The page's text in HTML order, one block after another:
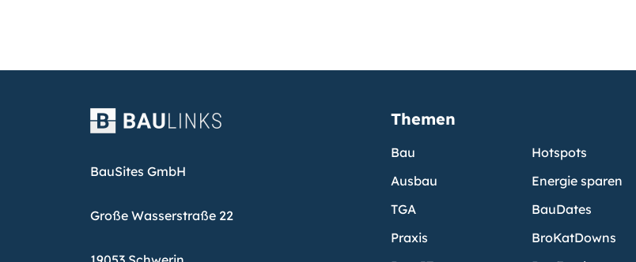
BauSites GmbH
Große Wasserstraße 22
Themen
Bau
Ausbau
TGA
Praxis
Hotspots
Energie sparen
BauDates
BroKatDowns